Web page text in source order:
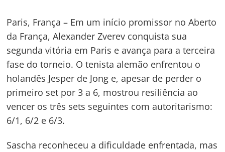
Paris, França – Em um início promissor no Aberto
da França, Alexander Zverev conquista sua
segunda vitória em Paris e avança para a terceira
fase do torneio. O tenista alemão enfrentou o
holandês Jesper de Jong e, apesar de perder o
primeiro set por 3 a 6, mostrou resiliência ao
vencer os três sets seguintes com autoritarismo:
6/1, 6/2 e 6/3.
Sascha reconheceu a dificuldade enfrentada, mas
Navegação
de
Post